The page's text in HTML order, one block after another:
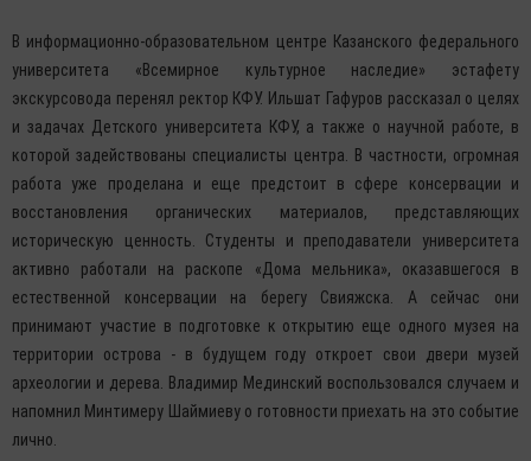
В информационно-образовательном центре Казанского федерального
университета «Всемирное культурное наследие» эстафету
экскурсовода перенял ректор КФУ. Ильшат Гафуров рассказал о целях
и задачах Детского университета КФУ, а также о научной работе, в
которой задействованы специалисты центра. В частности, огромная
работа уже проделана и еще предстоит в сфере консервации и
восстановления органических материалов, представляющих
историческую ценность. Студенты и преподаватели университета
активно работали на раскопе «Дома мельника», оказавшегося в
естественной консервации на берегу Свияжска. А сейчас они
принимают участие в подготовке к открытию еще одного музея на
территории острова - в будущем году откроет свои двери музей
археологии и дерева. Владимир Мединский воспользовался случаем и
напомнил Минтимеру Шаймиеву о готовности приехать на это событие
лично.